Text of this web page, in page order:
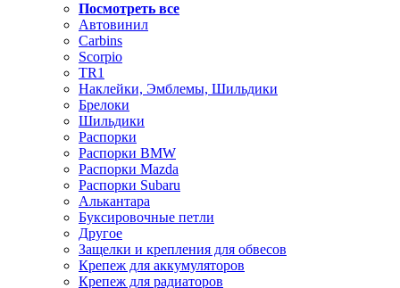
Посмотреть все
Автовинил
Carbins
Scorpio
TR1
Наклейки, Эмблемы, Шильдики
Брелоки
Шильдики
Распорки
Распорки BMW
Распорки Mazda
Распорки Subaru
Алькантара
Буксировочные петли
Другое
Защелки и крепления для обвесов
Крепеж для аккумуляторов
Крепеж для радиаторов